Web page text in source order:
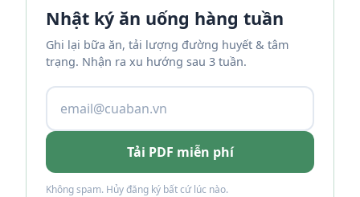
Nhật ký ăn uống hàng tuần
Ghi lại bữa ăn, tải lượng đường huyết & tâm
trạng. Nhận ra xu hướng sau 3 tuần.
Tải PDF miễn phí
Không spam. Hủy đăng ký bất cứ lúc nào.